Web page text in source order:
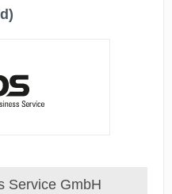
Service GmbH